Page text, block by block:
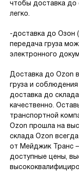
чтобы доставка до
легко.
-доставка до Озон
передача груза
электронного
Доставка до Ozon
груза и
доставка до
качественно.
транспортной
Ozon прошла на
склада Ozon
от Мейджик Транс
доступные цены,